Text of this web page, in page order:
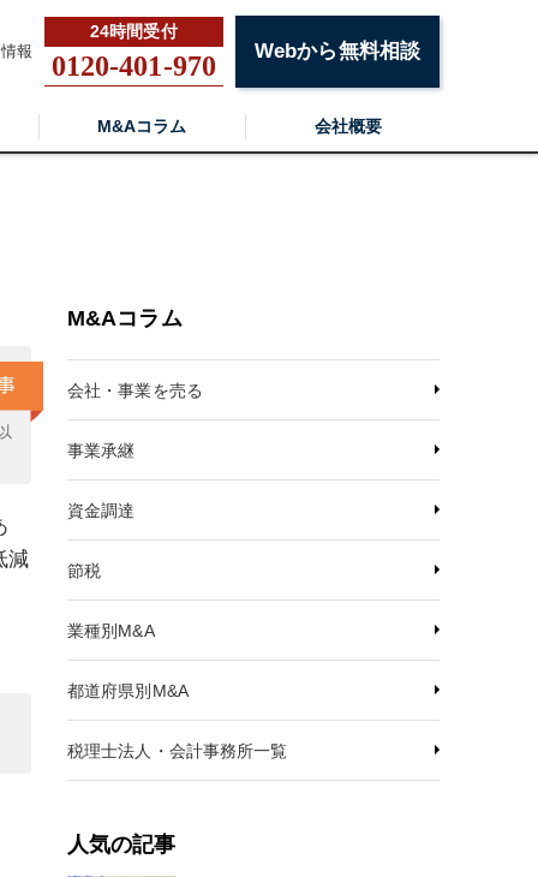
報 0120-401-970 Webから無料相談
M&Aコラム 会社概要
減
M&Aコラム
会社・事業を売る
事業承継
資金調達
節税
業種別M&A
都道府県別M&A
税理士法人・会計事務所一覧
人気の記事